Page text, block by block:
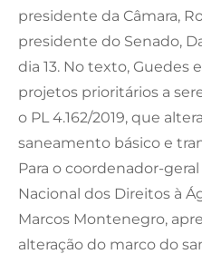
presidente da Câmara,
presidente do Senado,
dia 13. No texto, Guedes
projetos prioritários a
o PL 4.162/2019, que
saneamento básico e
Para o coordenador-
Nacional dos Direitos à
Marcos Montenegro,
alteração do marco do